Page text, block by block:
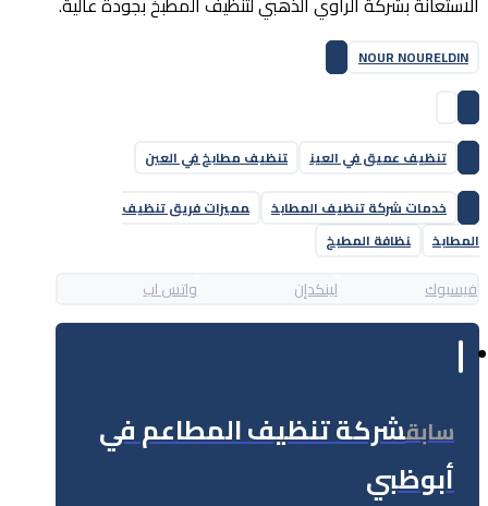
NOUR NOURELDIN
تنظيف عميق في العين
تنظيف مطابخ في العين
خدمات شركة تنظيف المطابخ
مميزات فريق تنظيف
المطابخ
نظافة المطبخ
فيسبوك لينكدإن واتس اب
سابقشركة تنظيف المطاعم في
أبوظبي